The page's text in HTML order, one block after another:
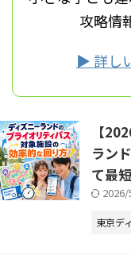
攻略情
▶ 詳し
【
ラン
て最
東京デ